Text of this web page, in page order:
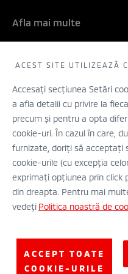
Inovatie
Electric
Concept cars
Stiri
Afla mai multe
Solicita un TEST DRIVE
Retea dealeri
Descarca o brosura
Configurator
Legal si Protectia Datelor cu
Termeni si conditii
A.N.P.C.
Eticheta Europeana a
Solutionarea alternativa a
Solutionarea online a litigiilor
ACEST SITE UTILIZEAZĂ
Accesați secțiunea Setări
a afla detalii cu privire la
precum și pentru a opta
cookie-uri. În cazul în care,
furnizate, doriți să acceptați
cookie-urile (cu excepția
exprimați opțiunea prin click
din dreapta. Pentru mai
vedeți Politica noastră de
ACCEPT TOATE
COOKIE-URILE